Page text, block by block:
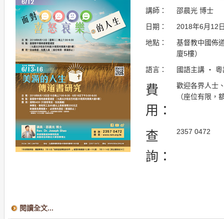
講師：
邵晨光 博士
日期：
2018年6月12
地點：
基督教中國佈
廈5樓）
語言：
國語主講 ・
費
用：
歡迎各界人士
（座位有限，
查
詢：
2357 0472
閱讀全文...